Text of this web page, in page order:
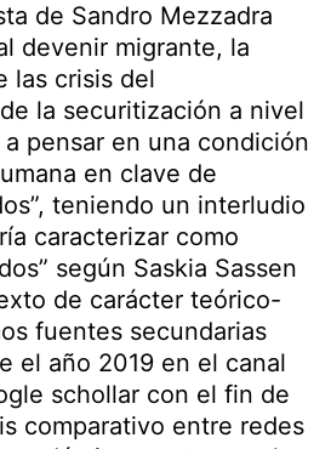
de Sandro Mezzadra
devenir migrante, la
las crisis del
la securitización a nivel
pensar en una condición
en clave de
teniendo un interludio
caracterizar como
según Saskia Sassen
de carácter teórico-
fuentes secundarias
el año 2019 en el canal
schollar con el fin de
comparativo entre redes